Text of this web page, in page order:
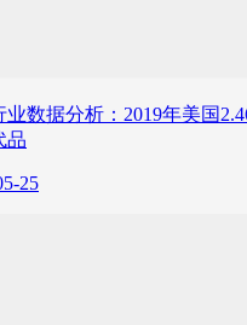
业数据分析：2019年美国
品
25